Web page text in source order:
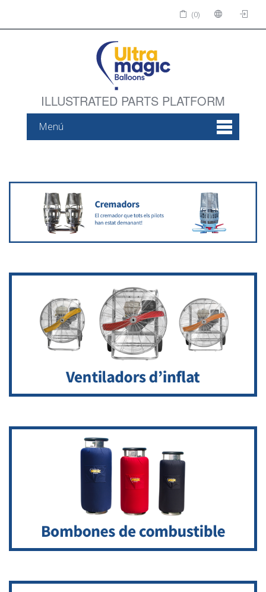
(0)
ILLUSTRATED PARTS PLATFORM
Menú